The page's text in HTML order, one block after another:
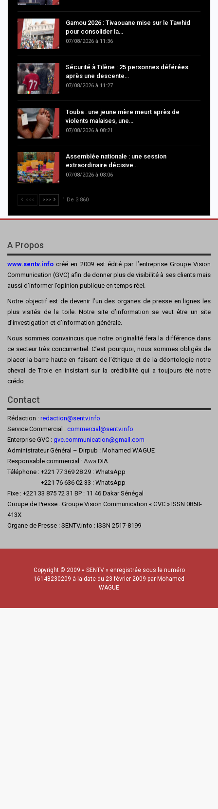
Gamou 2026 : Tivaouane mise sur le Tawhid
pour consolider la…
07/08/2026 à 11:36
Sécurité à Tilène : 25 personnes déférées
après une descente…
07/08/2026 à 11:27
Touba : une jeune mère meurt après de
violents malaises, une…
07/08/2026 à 08:21
Assemblée nationale : une session
extraordinaire décisive…
07/08/2026 à 03:06
<<< >>> 1 De 3 860
A Propos
www.sentv.info créé en 2009 est édité par l’entreprise Groupe Vision
Communication (GVC) afin de donner plus de visibilité à ses clients mais
aussi d’informer l’opinion publique en temps réel.
Notre objectif est de devenir l’un des organes de presse en lignes les
plus visités de la toile. Notre site d’information se veut être un site
d’investigation et d’information générale.
Nous sommes convaincus que notre originalité fera la différence dans
ce secteur très concurrentiel. C’est pourquoi, nous sommes obligés de
placer la barre haute en faisant de l’éthique et de la déontologie notre
cheval de Troie en insistant sur la crédibilité qui a toujours été notre
crédo.
Contact
Rédaction : redaction@sentv.info
Service Commercial : commercial@sentv.info
Enterprise GVC : gvc.communication@gmail.com
Administrateur Général – Dirpub : Mohamed WAGUE
Responsable commercial : Awa DIA
Téléphone : +221 77 369 28 29 : WhatsApp
+221 76 636 02 33 : WhatsApp
Fixe : +221 33 875 72 31 BP : 11 46 Dakar Sénégal
Groupe de Presse : Groupe Vision Communication « GVC » ISSN 0850-
413X
Organe de Presse : SENTV.info : ISSN 2517-8199
Copyright © 2009 « SENTV » enregistrée sous le numéro
16148230209 à la date du 23 février 2009 par Mohamed
WAGUE